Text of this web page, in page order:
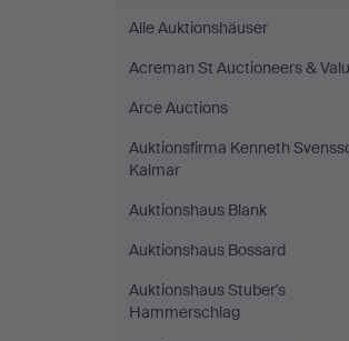
Alle Auktionshäuser
Acreman St Auctioneers &
Arce Auctions
Auktionsfirma Kenneth
Kalmar
Auktionshaus Blank
Auktionshaus Bossard
Auktionshaus Stuber's
Hammerschlag